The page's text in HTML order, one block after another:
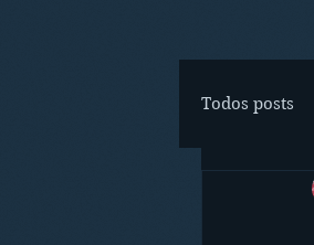
Todos posts